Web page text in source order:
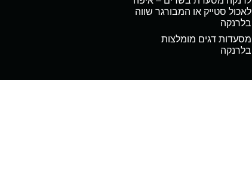
לאכול סטייק או המבורגר שווה
בלרנקה
מסעדות דגים מומלצות
בלרנקה